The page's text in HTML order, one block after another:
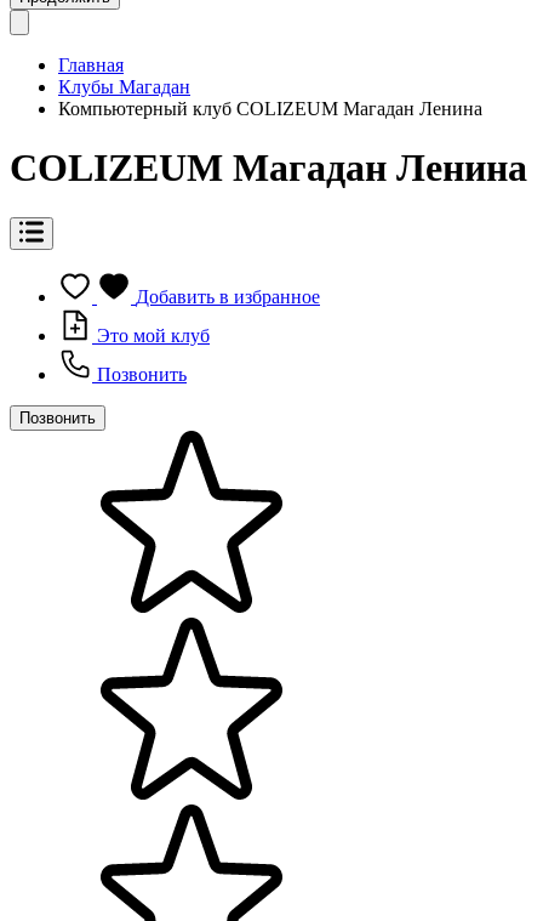
Главная
Клубы Магадан
Компьютерный клуб COLIZEUM Магадан Ленина
COLIZEUM Магадан Ленина
Добавить в избранное
Это мой клуб
Позвонить
Позвонить